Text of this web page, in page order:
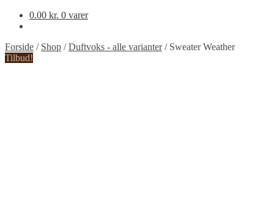
0.00 kr. 0 varer
Forside / Shop /Duftvoks - alle varianter/ Sweater Weather
Tilbud!